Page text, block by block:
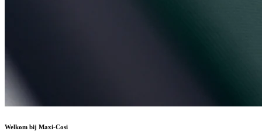
Welkom bij Maxi-Cosi